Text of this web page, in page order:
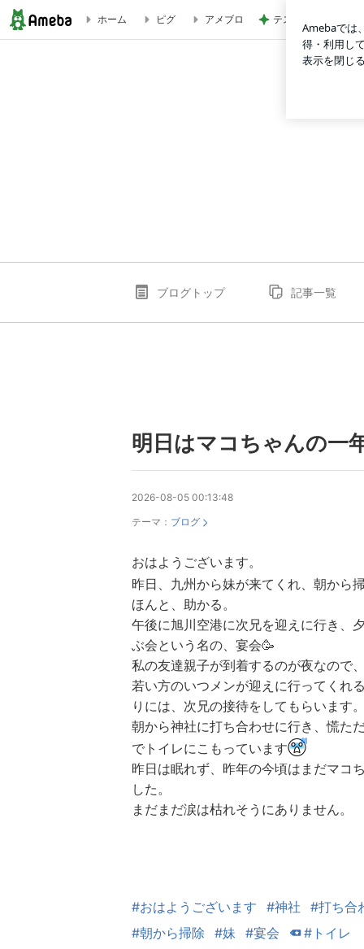
ホーム ピグ アメブロ テストはできても評
ブログトップ 記事一覧
明日はマコちゃんの一年
2026-08-05 00:13:48
テーマ： ブログ
おはようございます。
昨日、九州から妹が来てくれ、朝から
ほんと、助かる。
午後に旭川空港に次兄を迎えに行き、
ぶ会という名の、宴会🥳
私の友達親子が到着するのが夜なので
若い方のいつメンが迎えに行ってくれ
りには、次兄の接待をしてもらいます。
朝から神社に打ち合わせに行き、慌た
でトイレにこもっています
昨日は眠れず、昨年の今頃はまだマコ
した。
まだまだ涙は枯れそうにありません。
#おはようございます #神社 #打ち合
#朝から掃除
#妹 #宴会 #トイレ